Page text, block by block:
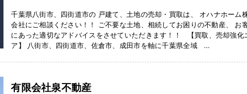
千葉県八街市、四街道市の 戸建て、土地の売却・買取は、 オハナホーム
会社にご相談ください！！ ご不要な土地、相続してお困りの不動産、 お
にあった適切なアドバイスをさせていただきます！！ 【買取、売却強化
ア】 八街市、四街道市、佐倉市、成田市を軸に千葉県全域 ...
有限会社泉不動産